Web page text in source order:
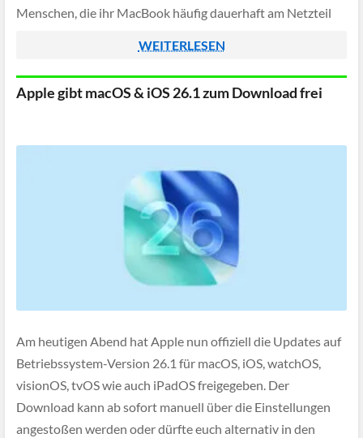
Menschen, die ihr MacBook häufig dauerhaft am Netzteil
WEITERLESEN
Apple gibt macOS & iOS 26.1 zum Download frei
Am heutigen Abend hat Apple nun offiziell die Updates auf
Betriebssystem-Version 26.1 für macOS, iOS, watchOS,
visionOS, tvOS wie auch iPadOS freigegeben. Der
Download kann ab sofort manuell über die Einstellungen
angestoßen werden oder dürfte euch alternativ in den